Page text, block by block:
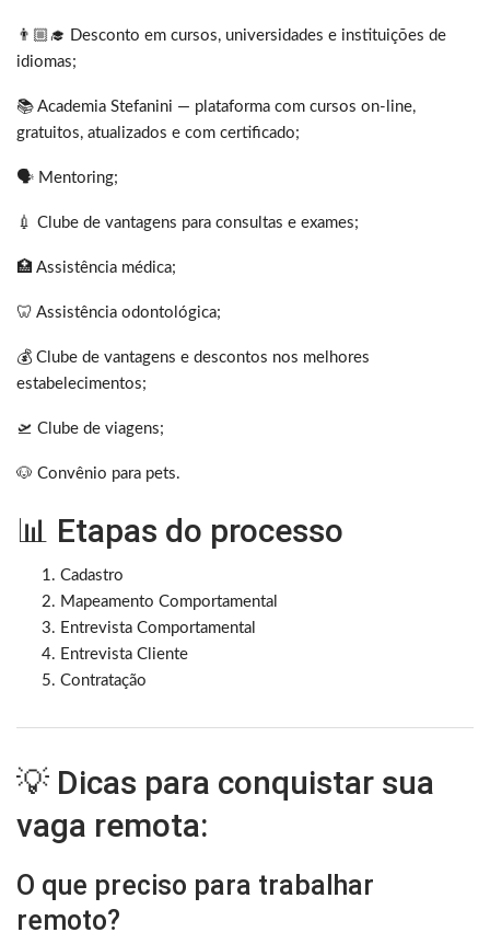
👨🏼‍🎓 Desconto em cursos, universidades e instituições de
idiomas;
📚 Academia Stefanini — plataforma com cursos on-line,
gratuitos, atualizados e com certificado;
🗣 Mentoring;
💉 Clube de vantagens para consultas e exames;
🏥 Assistência médica;
🦷 Assistência odontológica;
💰 Clube de vantagens e descontos nos melhores
estabelecimentos;
🛫 Clube de viagens;
🐶 Convênio para pets.
📊 Etapas do processo
Cadastro
Mapeamento Comportamental
Entrevista Comportamental
Entrevista Cliente
Contratação
💡 Dicas para conquistar sua
vaga remota:
O que preciso para trabalhar
remoto?